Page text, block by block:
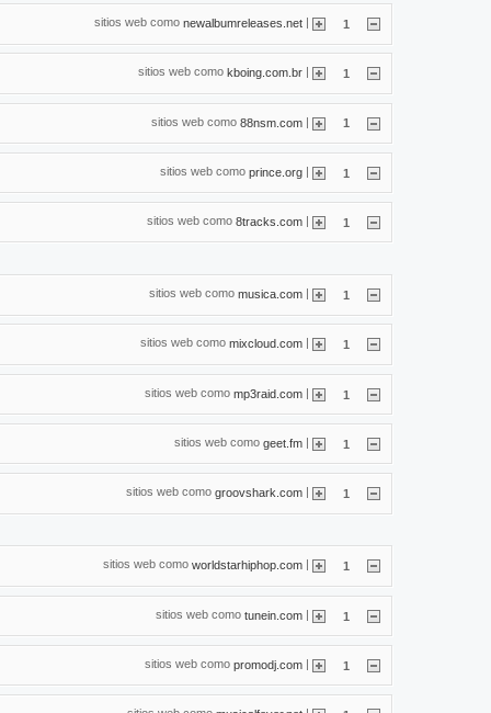
sitios web como newalbumreleases.net | 1
sitios web como kboing.com.br 1
sitios web como 88nsm.com | 1
sitios web como prince.org | 1
sitios web como 8tracks.com | 1
sitios web como musica.com 1
sitios web como mixcloud.com 1
sitios web como mp3raid.com | 1
sitios web como geet.fm | 1
sitios web como groovshark.com | 1
sitios web como worldstarhiphop.com 1
sitios web como tunein.com | 1
sitios web como promodj.com | 1